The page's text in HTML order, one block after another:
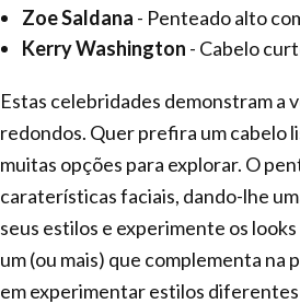
Zoe Saldana - Penteado alto
Kerry Washington - Cabelo
Estas celebridades demonstram a
redondos. Quer prefira um cabelo
muitas opções para explorar. O
caraterísticas faciais, dando-lhe
seus estilos e experimente os
um (ou mais) que complementa
em experimentar estilos